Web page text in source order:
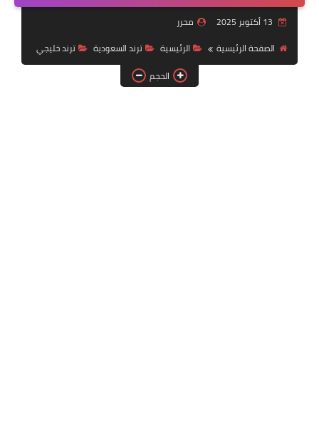
رياضة
وظائف عسكرية
محرر
الصفحة الرئيسية
الرئيسية ترند السعودية
ترند خليجي
الحجم